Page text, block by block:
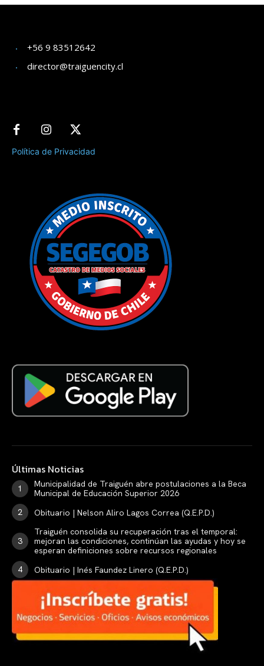
+56 9 83512642
director@traiguencity.cl
Política de Privacidad
Últimas Noticias
Municipalidad de Traiguén abre postulaciones a la Beca
Municipal de Educación Superior 2026
Obituario | Nelson Aliro Lagos Correa (Q.E.P.D.)
Traiguén consolida su recuperación tras el temporal:
mejoran las condiciones, continúan las ayudas y hoy se
esperan definiciones sobre recursos regionales
Obituario | Inés Faundez Linero (Q.E.P.D.)